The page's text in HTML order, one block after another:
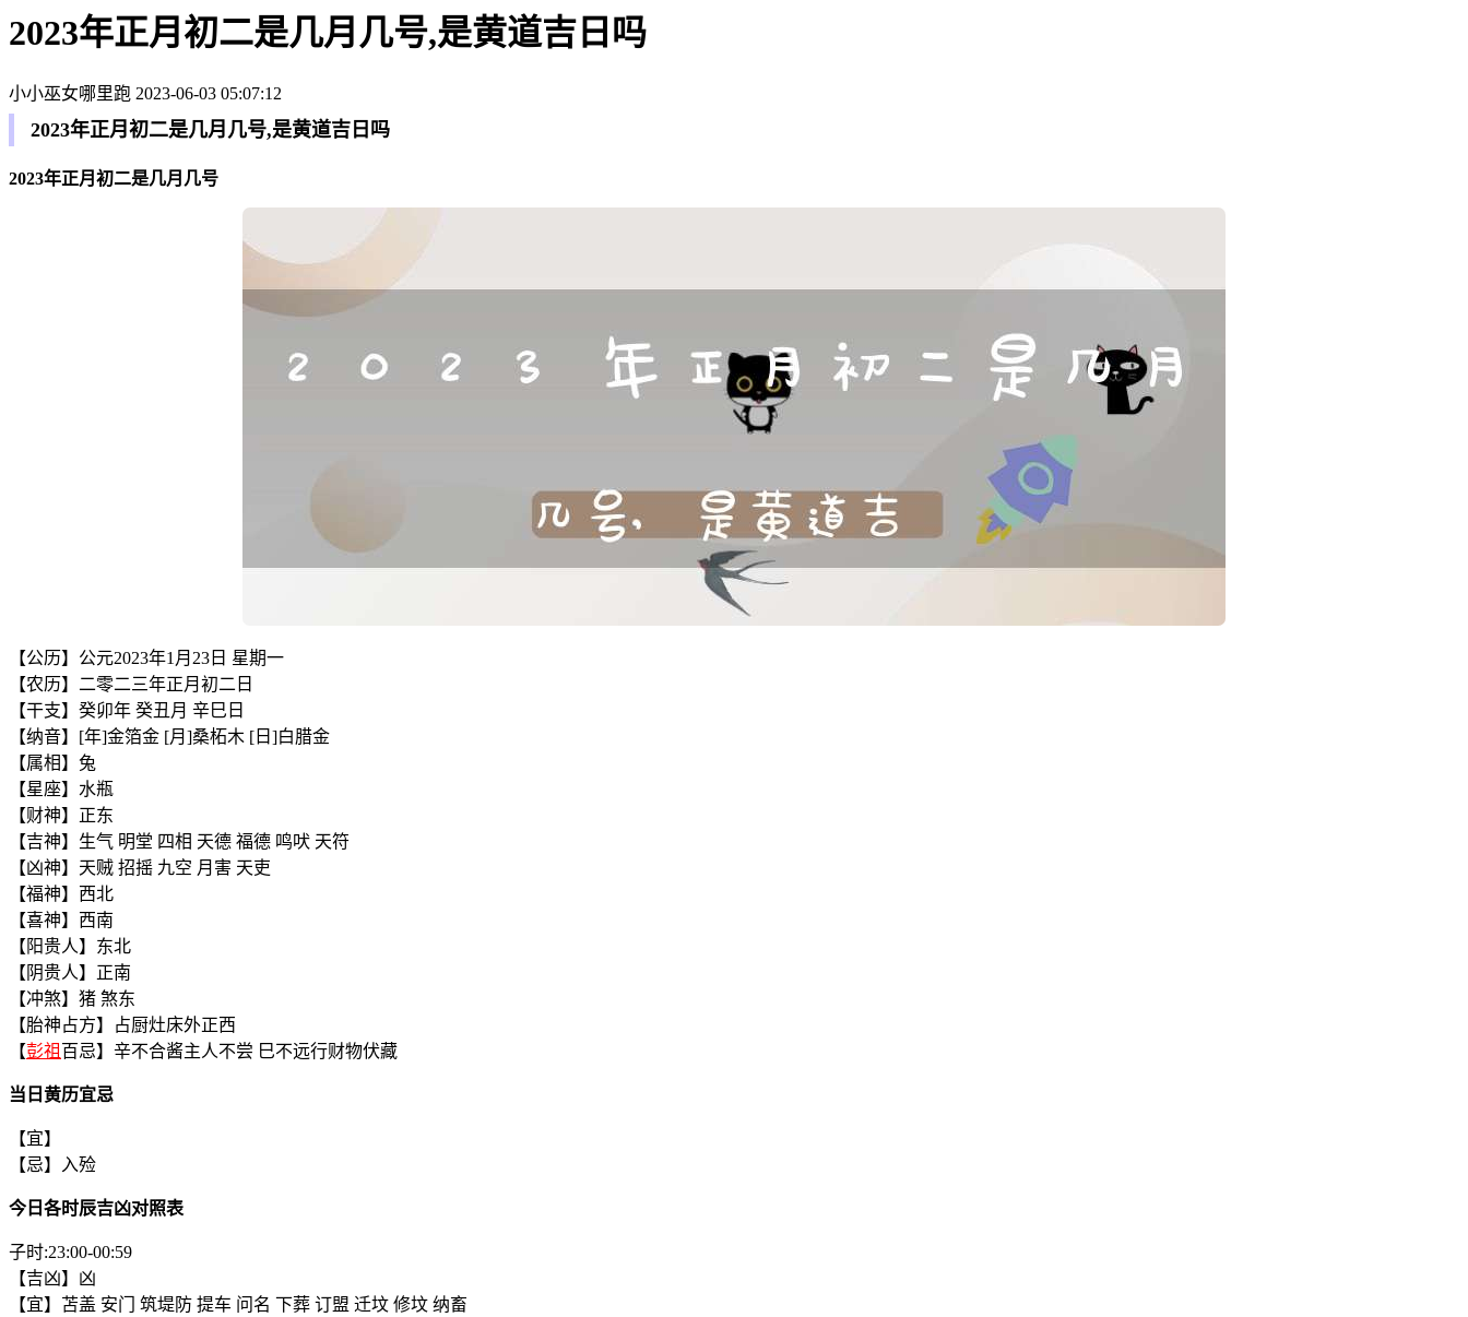
2023年正月初二是几月几号,是黄道吉日吗
小小巫女哪里跑 2023-06-03 05:07:12
2023年正月初二是几月几号,是黄道吉日吗
2023年正月初二是几月几号
【公历】公元2023年1月23日 星期一
【农历】二零二三年正月初二日
【干支】癸卯年 癸丑月 辛巳日
【纳音】[年]金箔金 [月]桑柘木 [日]白腊金
【属相】兔
【星座】水瓶
【财神】正东
【吉神】生气 明堂 四相 天德 福德 鸣吠 天符
【凶神】天贼 招摇 九空 月害 天吏
【福神】西北
【喜神】西南
【阳贵人】东北
【阴贵人】正南
【冲煞】猪 煞东
【胎神占方】占厨灶床外正西
【彭祖 百忌】辛不合酱主人不尝 巳不远行财物伏藏
当日黄历宜忌
【宜】
【忌】入殓
今日各时辰吉凶对照表
子时:23:00-00:59
【吉凶】凶
【宜】苫盖 安门 筑堤防 提车 问名 下葬 订盟 迁坟 修坟 纳畜